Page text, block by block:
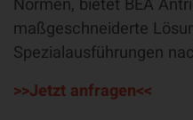
Normen, bietet BEA
maßgeschneiderte
Spezialausführungen
>>Jetzt anfragen<<